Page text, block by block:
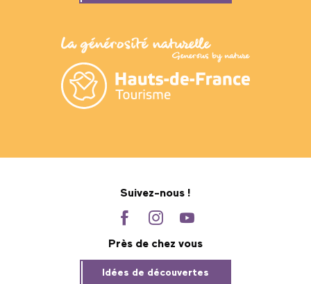
Suivez-nous !
Près de chez vous
Idées de découvertes